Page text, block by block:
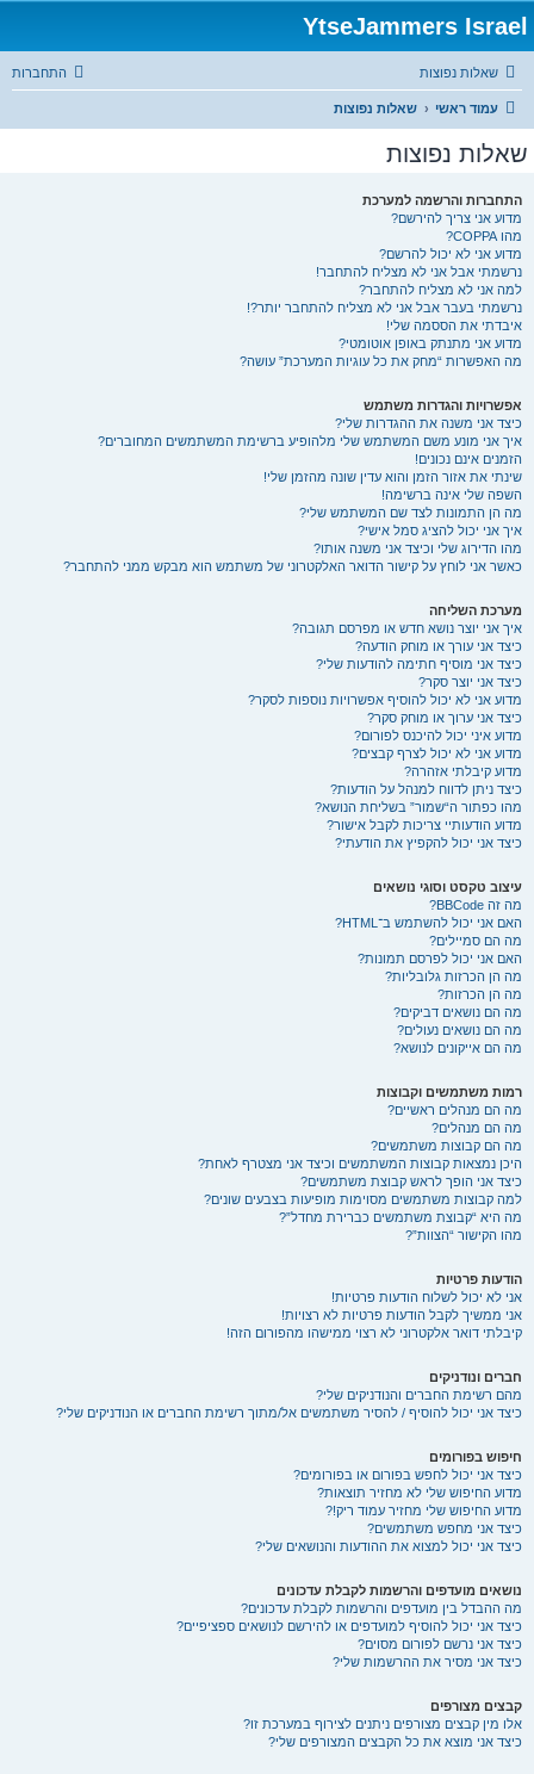
YtseJammers Israel
שאלות נפוצות התחברות
עמוד ראשי שאלות נפוצות
שאלות נפוצות
התחברות והרשמה למערכת
מדוע אני צריך להירשם?
מהו COPPA?
מדוע אני לא יכול להרשם?
נרשמתי אבל אני לא מצליח להתחבר!
למה אני לא מצליח להתחבר?
נרשמתי בעבר אבל אני לא מצליח להתחבר יותר?!
איבדתי את הססמה שלי!
מדוע אני מתנתק באופן אוטומטי?
מה האפשרות “מחק את כל עוגיות המערכת” עושה?
אפשרויות והגדרות משתמש
כיצד אני משנה את ההגדרות שלי?
איך אני מונע משם המשתמש שלי מלהופיע ברשימת המשתמשים המחוברים?
הזמנים אינם נכונים!
שינתי את אזור הזמן והוא עדין שונה מהזמן שלי!
השפה שלי אינה ברשימה!
מה הן התמונות לצד שם המשתמש שלי?
איך אני יכול להציג סמל אישי?
מהו הדירוג שלי וכיצד אני משנה אותו?
כאשר אני לוחץ על קישור הדואר האלקטרוני של משתמש הוא מבקש ממני להתחבר?
מערכת השליחה
איך אני יוצר נושא חדש או מפרסם תגובה?
כיצד אני עורך או מוחק הודעה?
כיצד אני מוסיף חתימה להודעות שלי?
כיצד אני יוצר סקר?
מדוע אני לא יכול להוסיף אפשרויות נוספות לסקר?
כיצד אני ערוך או מוחק סקר?
מדוע איני יכול להיכנס לפורום?
מדוע אני לא יכול לצרף קבצים?
מדוע קיבלתי אזהרה?
כיצד ניתן לדווח למנהל על הודעות?
מהו כפתור ה“שמור” בשליחת הנושא?
מדוע הודעותיי צריכות לקבל אישור?
כיצד אני יכול להקפיץ את הודעתי?
עיצוב טקסט וסוגי נושאים
מה זה BBCode?
האם אני יכול להשתמש ב־HTML?
מה הם סמיילים?
האם אני יכול לפרסם תמונות?
מה הן הכרזות גלובליות?
מה הן הכרזות?
מה הם נושאים דביקים?
מה הם נושאים נעולים?
מה הם אייקונים לנושא?
רמות משתמשים וקבוצות
מה הם מנהלים ראשיים?
מה הם מנהלים?
מה הם קבוצות משתמשים?
היכן נמצאות קבוצות המשתמשים וכיצד אני מצטרף לאחת?
כיצד אני הופך לראש קבוצת משתמשים?
למה קבוצות משתמשים מסוימות מופיעות בצבעים שונים?
מה היא “קבוצת משתמשים כברירת מחדל”?
מהו הקישור “הצוות”?
הודעות פרטיות
אני לא יכול לשלוח הודעות פרטיות!
אני ממשיך לקבל הודעות פרטיות לא רצויות!
קיבלתי דואר אלקטרוני לא רצוי ממישהו מהפורום הזה!
חברים ונודניקים
מהם רשימת החברים והנודניקים שלי?
כיצד אני יכול להוסיף / להסיר משתמשים אל/מתוך רשימת החברים או הנודניקים שלי?
חיפוש בפורומים
כיצד אני יכול לחפש בפורום או בפורומים?
מדוע החיפוש שלי לא מחזיר תוצאות?
מדוע החיפוש שלי מחזיר עמוד ריק!?
כיצד אני מחפש משתמשים?
כיצד אני יכול למצוא את ההודעות והנושאים שלי?
נושאים מועדפים והרשמות לקבלת עדכונים
מה ההבדל בין מועדפים והרשמות לקבלת עדכונים?
כיצד אני יכול להוסיף למועדפים או להירשם לנושאים ספציפיים?
כיצד אני נרשם לפורום מסוים?
כיצד אני מסיר את ההרשמות שלי?
קבצים מצורפים
אלו מין קבצים מצורפים ניתנים לצירוף במערכת זו?
כיצד אני מוצא את כל הקבצים המצורפים שלי?